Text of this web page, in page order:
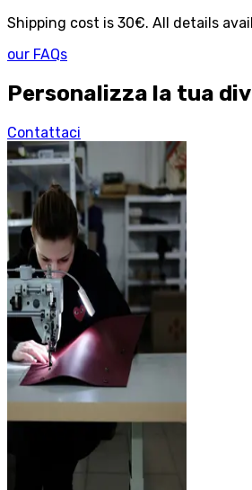
Shipping cost is 30€. All details
our FAQs
Personalizza la tua
Contattaci